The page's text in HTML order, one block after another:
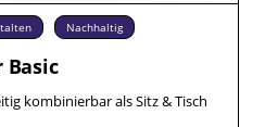
Nachhaltig
Basic
kombinierbar als Sitz & Tisch